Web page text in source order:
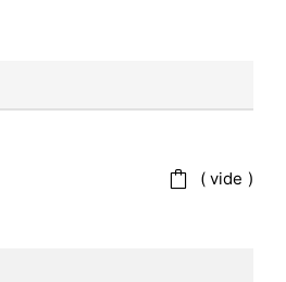
vide